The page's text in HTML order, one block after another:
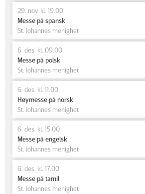
29. nov. kl. 19.00
Messe på spansk
St. Johannes menighet
6. des. kl. 09.00
Messe på polsk
St. Johannes menighet
6. des. kl. 11.00
Høymesse på norsk
St. Johannes menighet
6. des. kl. 15.00
Messe på engelsk
St. Johannes menighet
6. des. kl. 17.00
Messe på tamil
St. Johannes menighet